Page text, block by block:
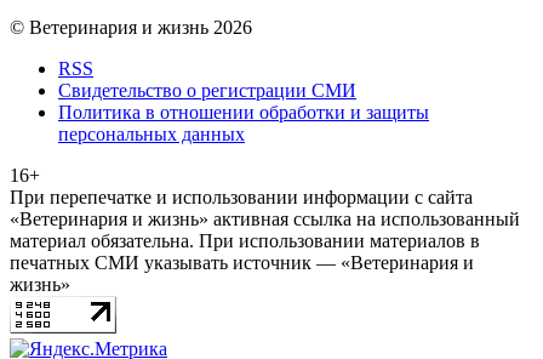
© Ветеринария и жизнь 2026
RSS
Свидетельство о регистрации СМИ
Политика в отношении обработки и защиты
персональных данных
16+
При перепечатке и использовании информации с сайта
«Ветеринария и жизнь» активная ссылка на использованный
материал обязательна. При использовании материалов в
печатных СМИ указывать источник — «Ветеринария и
жизнь»